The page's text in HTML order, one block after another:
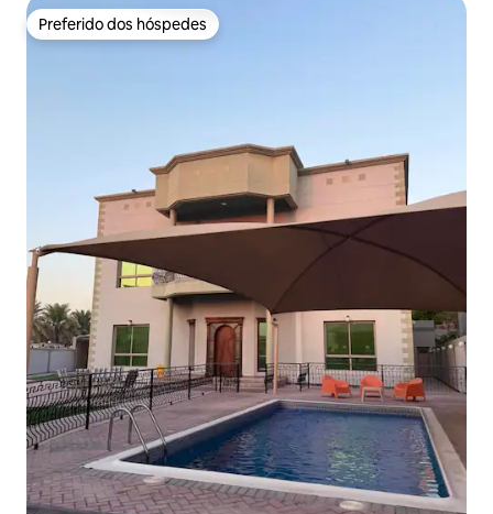
Preferido dos hóspedes
Preferido dos hóspedes